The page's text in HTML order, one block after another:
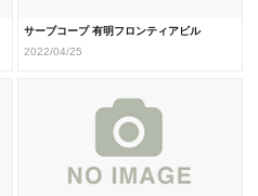
サーブコープ 有明フロンティアビル
2022/04/25